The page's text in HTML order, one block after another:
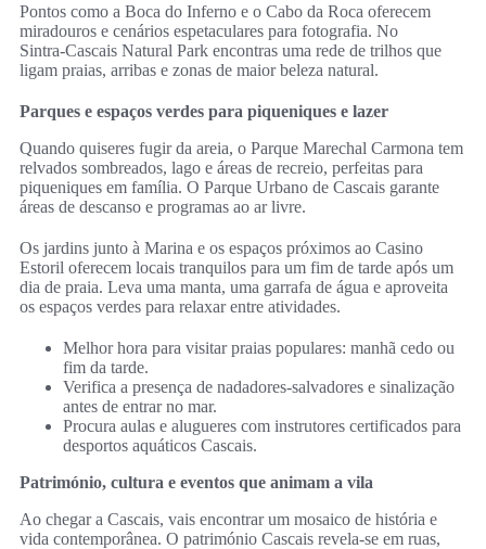
Pontos como a Boca do Inferno e o Cabo da Roca oferecem
miradouros e cenários espetaculares para fotografia. No
Sintra‑Cascais Natural Park encontras uma rede de trilhos que
ligam praias, arribas e zonas de maior beleza natural.
Parques e espaços verdes para piqueniques e lazer
Quando quiseres fugir da areia, o Parque Marechal Carmona tem
relvados sombreados, lago e áreas de recreio, perfeitas para
piqueniques em família. O Parque Urbano de Cascais garante
áreas de descanso e programas ao ar livre.
Os jardins junto à Marina e os espaços próximos ao Casino
Estoril oferecem locais tranquilos para um fim de tarde após um
dia de praia. Leva uma manta, uma garrafa de água e aproveita
os espaços verdes para relaxar entre atividades.
Melhor hora para visitar praias populares: manhã cedo ou
fim da tarde.
Verifica a presença de nadadores‑salvadores e sinalização
antes de entrar no mar.
Procura aulas e alugueres com instrutores certificados para
desportos aquáticos Cascais.
Património, cultura e eventos que animam a vila
Ao chegar a Cascais, vais encontrar um mosaico de história e
vida contemporânea. O património Cascais revela-se em ruas,